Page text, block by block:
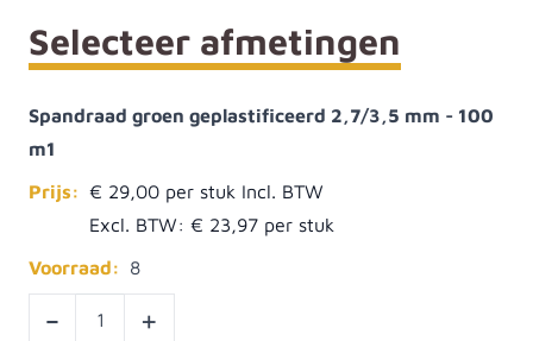
Selecteer afmetingen
Spandraad groen geplastificeerd 2,7/3,5 mm - 100
m1
Prijs: € 29,00
Excl. BTW: € 23,97
Voorraad:
8
- +